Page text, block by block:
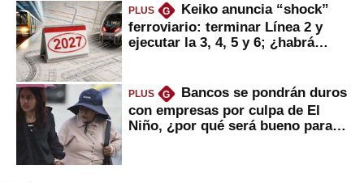
PLUS G
Keiko anuncia “shock”
ferroviario: terminar Línea 2 y
ejecutar la 3, 4, 5 y 6; ¿habrá
PLUS G
Bancos se pondrán duros
con empresas por culpa de El
Niño, ¿por qué será bueno para